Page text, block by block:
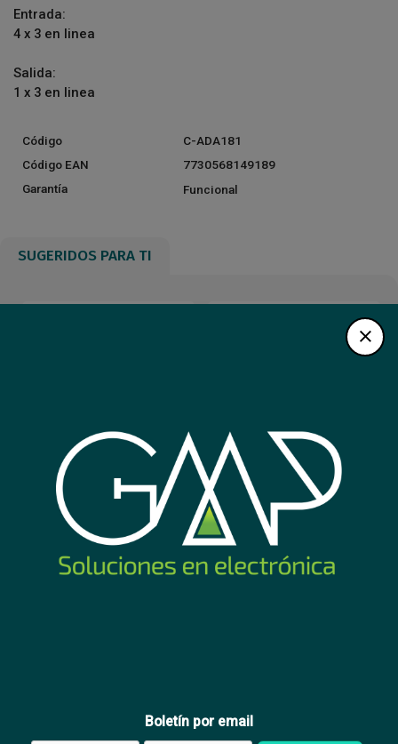
Entrada:
4 x 3 en linea
Salida:
1 x 3 en linea
Código
C-ADA181
Código EAN
7730568149189
Garantía
Funcional
SUGERIDOS PARA TI
Adaptador 3x2L a ficha 2L
USD 2,14
Alargue carrete 10
metros 4xSchuko a ficha
Schuko Conatel
USD36,23
Boletín por email